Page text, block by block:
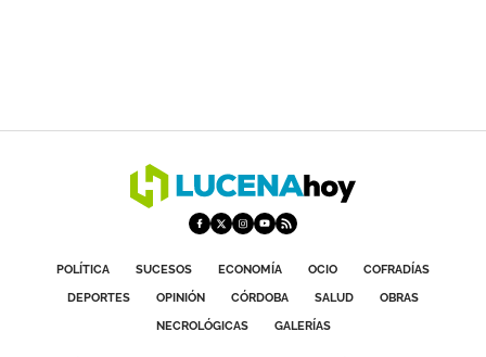
POLÍTICA SUCESOS ECONOMÍA OCIO
COFRADÍAS
DEPORTES
OPINIÓN CÓRDOBA SALUD
OBRAS
NECROLÓGICAS
GALERÍAS